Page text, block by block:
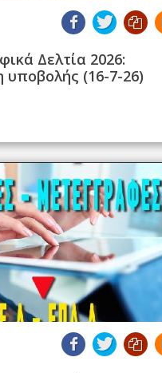
Δελτία 2026:
υποβολής (16-7-26)